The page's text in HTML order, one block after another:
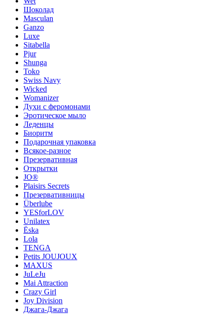
Шоколад
Masculan
Ganzo
Luxe
Sitabella
Pjur
Shunga
Toko
Swiss Navy
Wicked
Womanizer
Духи с феромонами
Эротическое мыло
Леденцы
Биоритм
Подарочная упаковка
Всякое-разное
Презервативная
Открытки
JO®
Plaisirs Secrets
Презервативницы
Überlube
YESforLOV
Unilatex
Ёska
Lola
TENGA
Petits JOUJOUX
MAXUS
JuLeJu
Mai Attraction
Crazy Girl
Joy Division
Джага-Джага